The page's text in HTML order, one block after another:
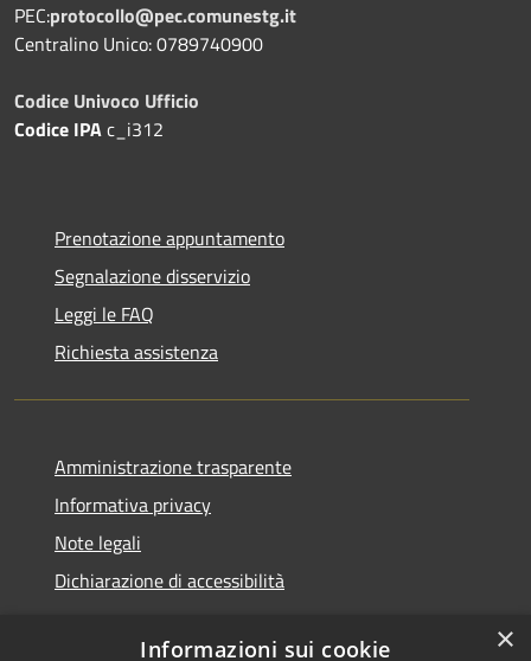
PEC:protocollo@pec.comunestg.it
Centralino Unico: 0789740900
Codice Univoco Ufficio
Codice IPAc_i312
Prenotazione appuntamento
Segnalazione disservizio
Leggi le FAQ
Richiesta assistenza
Amministrazione trasparente
Informativa privacy
Note legali
Dichiarazione di accessibilità
×
Informazioni sui cookie